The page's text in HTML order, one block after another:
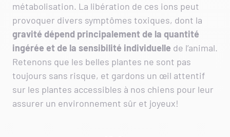
métabolisation. La libération de ces ions peut
provoquer divers symptômes toxiques, dont la
gravité dépend principalement de la quantité
ingérée et de la sensibilité individuelle de l’animal.
Retenons que les belles plantes ne sont pas
toujours sans risque, et gardons un œil attentif
sur les plantes accessibles à nos chiens pour leur
assurer un environnement sûr et joyeux!